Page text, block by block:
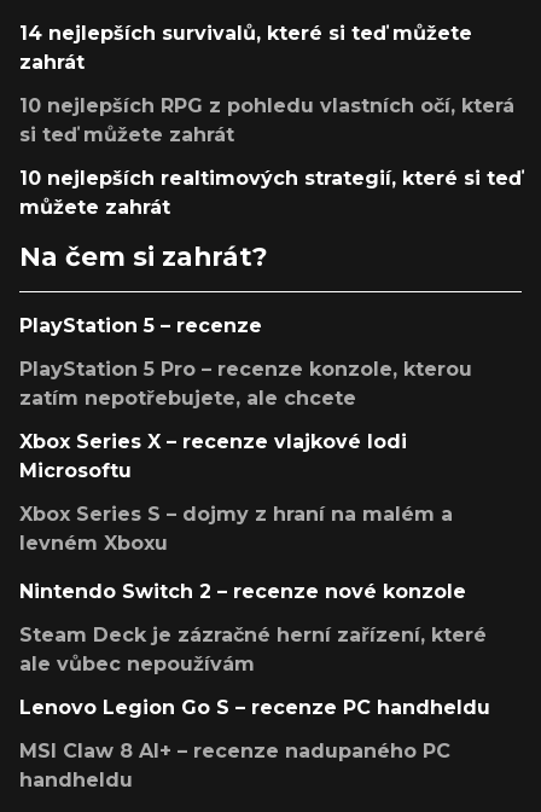
14 nejlepších survivalů, které si teď můžete
zahrát
10 nejlepších RPG z pohledu vlastních očí, která
si teď můžete zahrát
10 nejlepších realtimových strategií, které si teď
můžete zahrát
Na čem si zahrát?
PlayStation 5 – recenze
PlayStation 5 Pro – recenze konzole, kterou
zatím nepotřebujete, ale chcete
Xbox Series X – recenze vlajkové lodi
Microsoftu
Xbox Series S – dojmy z hraní na malém a
levném Xboxu
Nintendo Switch 2 – recenze nové konzole
Steam Deck je zázračné herní zařízení, které
ale vůbec nepoužívám
Lenovo Legion Go S – recenze PC handheldu
MSI Claw 8 AI+ – recenze nadupaného PC
handheldu